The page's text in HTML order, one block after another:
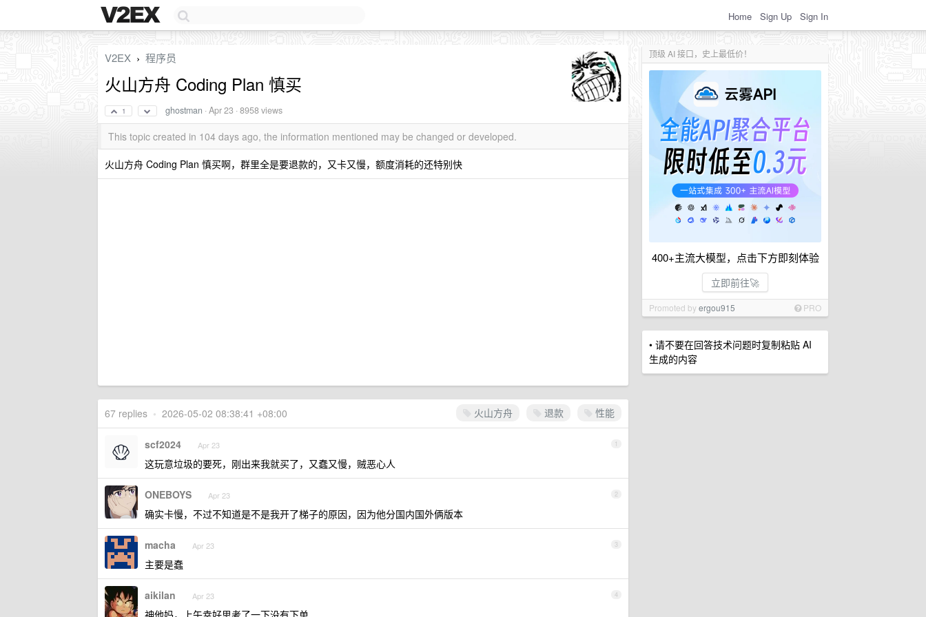
Home Sign Up Sign In
顶级 AI 接口，史上最低价！
400+主流大模型，点击下方即刻体验
立即前往🚀
Promoted byergou915 PRO
• 请不要在回答技术问题时复制粘贴 AI
生成的内容
V2EX › 程序员
火山方舟 Coding Plan 慎买
1 ghostman ·Apr 23 · 8958 views
This topic created in 104 days ago, the information mentioned may be changed or developed.
火山方舟 Coding Plan 慎买啊，群里全是要退款的，又卡又慢，额度消耗的还特别快
火山方舟 退款 性能
67 replies • 2026-05-02 08:38:41 +08:00
1
scf2024 Apr 23
这玩意垃圾的要死，刚出来我就买了，又蠢又慢，贼恶心人
2
ONEBOYS Apr 23
确实卡慢，不过不知道是不是我开了梯子的原因，因为他分国内国外俩版本
3
macha Apr 23
主要是蠢
4
aikilan Apr 23
神他妈，上午幸好思考了一下没有下单